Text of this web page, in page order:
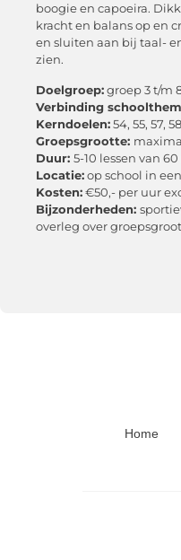
boogie en capoeira.
kracht en balans op en
en sluiten aan bij taal-
zien.
Doelgroep:groep 3 t/m
Verbinding
Kerndoelen:54, 55, 57, 58
Groepsgrootte:
Duur: 5-10 lessen van
Locatie:op school in
Kosten:€50,- per uur
Bijzonderheden:
overleg over
Home